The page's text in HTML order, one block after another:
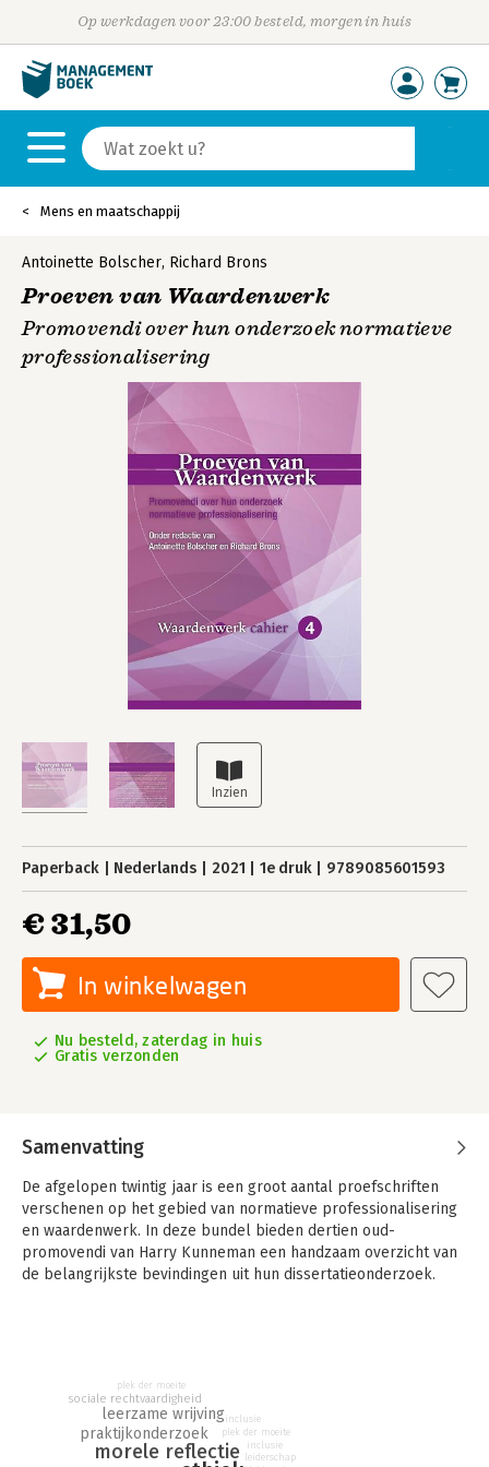
Op werkdagen voor 23:00 besteld, morgen in huis
Mens en maatschappij
Antoinette Bolscher, Richard Brons
Proeven van Waardenwerk
Promovendi over hun onderzoek normatieve
professionalisering
Paperback Nederlands 2021 1e druk 9789085601593
€ 31,50
In winkelwagen
Nu besteld, zaterdag in huis
Gratis verzonden
Samenvatting
De afgelopen twintig jaar is een groot aantal proefschriften
verschenen op het gebied van normatieve professionalisering
en waardenwerk. In deze bundel bieden dertien oud-
promovendi van Harry Kunneman een handzaam overzicht van
de belangrijkste bevindingen uit hun dissertatieonderzoek.
worden. Daarmee biedt deze bundel ook belangrijke
richtingwijzers voor werk dat deugt en deugd doet in een
breed scala van maatschappelijke domeinen, zoals de politie,
het sociale domein, het onderwijs, de zorg, het recht, de
morele reflectie
praktijkonderzoek
leerzame wrijving
sociale rechtvaardigheid
inclusie
plek der moeite
leiderschap
inclusie
plek der moeite